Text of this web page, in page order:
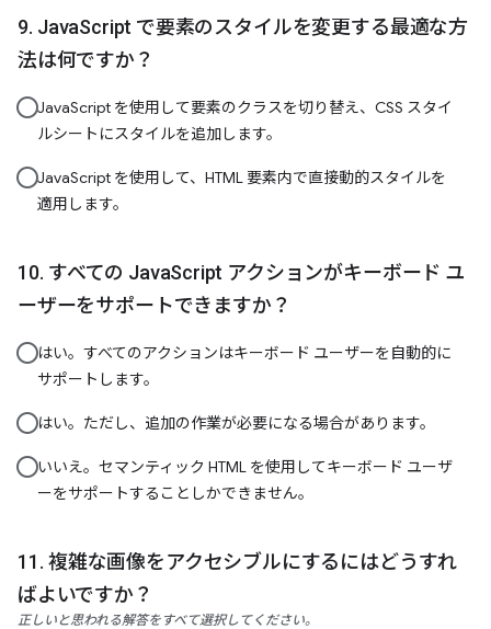
JavaScript で要素のスタイルを変更する最適な方
法は何ですか？
JavaScript を使用して要素のクラスを切り替え、CSS スタイ
ルシートにスタイルを追加します。
JavaScript を使用して、HTML 要素内で直接動的スタイルを
適用します。
すべての JavaScript アクションがキーボード ユ
ーザーをサポートできますか？
はい。すべてのアクションはキーボード ユーザーを自動的に
サポートします。
はい。ただし、追加の作業が必要になる場合があります。
いいえ。セマンティック HTML を使用してキーボード ユーザ
ーをサポートすることしかできません。
複雑な画像をアクセシブルにするにはどうすれ
ばよいですか？
正しいと思われる解答をすべて選択してください。